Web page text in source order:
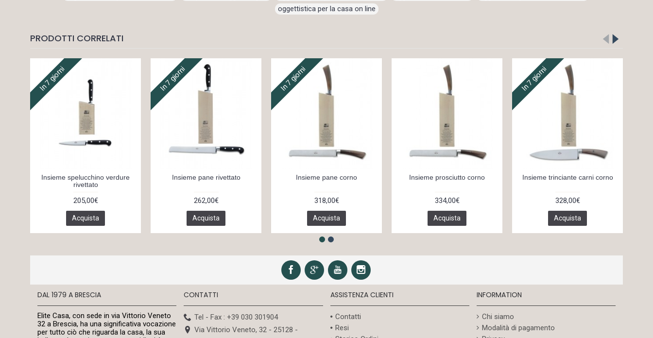
oggettistica per la casa on line
PRODOTTI CORRELATI
In 7 giorni
Insieme spelucchino verdure
rivettato
205,00€
Acquista
In 7 giorni
Insieme pane rivettato
262,00€
Acquista
In 7 giorni
Insieme pane corno
318,00€
Acquista
Insieme prosciutto corno
334,00€
Acquista
In 7 giorni
Insieme trinciante carni corno
328,00€
Acquista
DAL 1979 A BRESCIA
Elite Casa, con sede in via Vittorio Veneto
32 a Brescia, ha una significativa vocazione
per tutto ciò che riguarda la casa, la sua
CONTATTI
Tel - Fax : +39 030 301904
Via Vittorio Veneto, 32 - 25128 -
ASSISTENZA CLIENTI
Contatti
Resi
INFORMATION
Chi siamo
Modalità di pagamento